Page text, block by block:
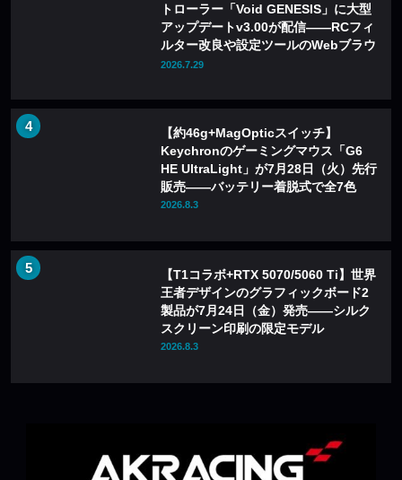
トローラー「Void GENESIS」に大型
アップデートv3.00が配信——RCフィ
ルター改良や設定ツールのWebブラウ
ザ化も
2026.7.29
【約46g+MagOpticスイッチ】
Keychronのゲーミングマウス「G6
HE UltraLight」が7月28日（火）先行
販売——バッテリー着脱式で全7色
2026.8.3
【T1コラボ+RTX 5070/5060 Ti】世界
王者デザインのグラフィックボード2
製品が7月24日（金）発売——シルク
スクリーン印刷の限定モデル
2026.8.3